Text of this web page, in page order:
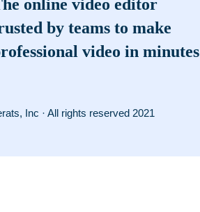
online video editor
by teams to make
video in minutes
Inc · All rights reserved 2021